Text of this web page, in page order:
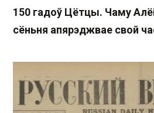
150 гадоў Цётцы. Чаму
сёньня апярэджвае свой